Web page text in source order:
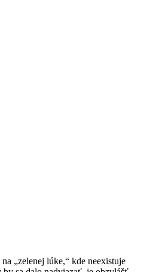
„zelenej lúke,“ kde neexistuje